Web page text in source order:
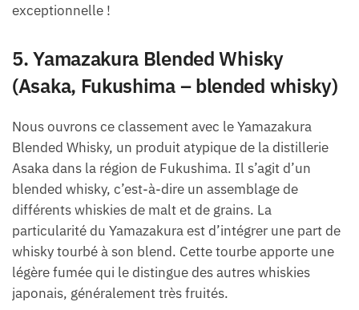
exceptionnelle !
5. Yamazakura Blended Whisky
(Asaka, Fukushima – blended whisky)
Nous ouvrons ce classement avec le Yamazakura
Blended Whisky, un produit atypique de la distillerie
Asaka dans la région de Fukushima. Il s’agit d’un
blended whisky, c’est-à-dire un assemblage de
différents whiskies de malt et de grains. La
particularité du Yamazakura est d’intégrer une part de
whisky tourbé à son blend. Cette tourbe apporte une
légère fumée qui le distingue des autres whiskies
japonais, généralement très fruités.